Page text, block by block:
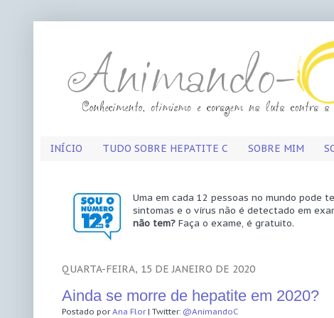
INÍCIO TUDO SOBRE HEPATITE C SOBRE MIM
Uma em cada 12 pessoas no mundo pode
sintomas e o vírus não é detectado em
não tem? Faça o exame, é gratuito.
QUARTA-FEIRA, 15 DE JANEIRO DE 2020
Ainda se morre de hepatite em 2020?
Postado porAna Flor| Twitter: @AnimandoC